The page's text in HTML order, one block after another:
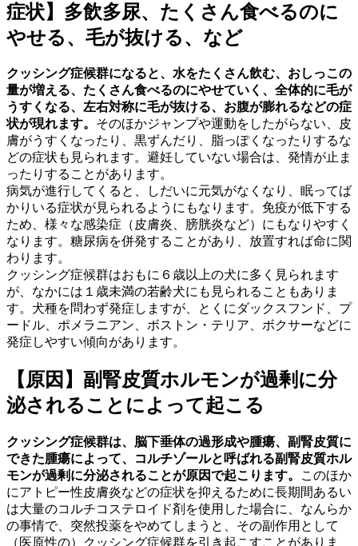
症状】多飲多尿、たくさん食べるのに
やせる、毛が抜ける、など
クッシング症候群になると、水をたくさん飲む、おしっこの
量が増える、たくさん食べるのにやせていく、全体的に毛が
うすくなる、左右対称に毛が抜ける、お腹が膨れるなどの症
状が現れます。 そのほかジャンプや運動をしたがらない、皮
膚がうすくなったり、黒ずんだり、脂っぽくなったりするな
どの症状も見られます。避妊していない場合は、発情が止ま
ったりすることがあります。
病気が進行してくると、しだいに元気がなくなり、眠ってば
かりいる症状が見られるようにもなります。免疫が低下する
ため、様々な感染症（皮膚炎、膀胱炎など）にもなりやすく
なります。糖尿病を併発することがあり、放置すれば命に関
わります。
クッシング症候群はおもに６歳以上の犬に多く見られます
が、なかには１歳未満の若齢犬にも見られることもありま
す。犬種を問わず発症しますが、とくにダックスフンド、プ
ードル、ポメラニアン、ボストン・テリア、ボクサーなどに
発症しやすい傾向があります。
【原因】副腎皮質ホルモンが過剰に分
泌されることによって起こる
クッシング症候群は、脳下垂体の過形成や腫瘍、副腎皮質に
できた腫瘍によって、コルチゾールと呼ばれる副腎皮質ホル
モンが過剰に分泌されることが原因で起こります。
このほか
にアトピー性皮膚炎などの症状を抑えるために長期間あるい
は大量のコルチコステロイド剤を使用した場合に、なんらか
の事情で、突然投薬をやめてしまうと、その副作用として
（医原性の）クッシング症候群を引き起こすことがありま